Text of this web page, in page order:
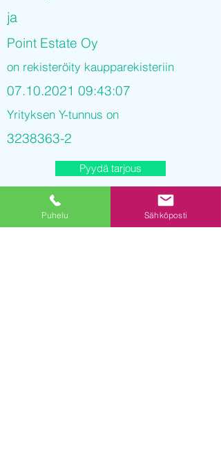
ja
Point Estate Oy
on rekisteröity kaupparekisteriin
07.10.2021 09:43:07
Yrityksen Y-tunnus on
3238363-2
Pyydä tarjous
Puhelu Sähköposti